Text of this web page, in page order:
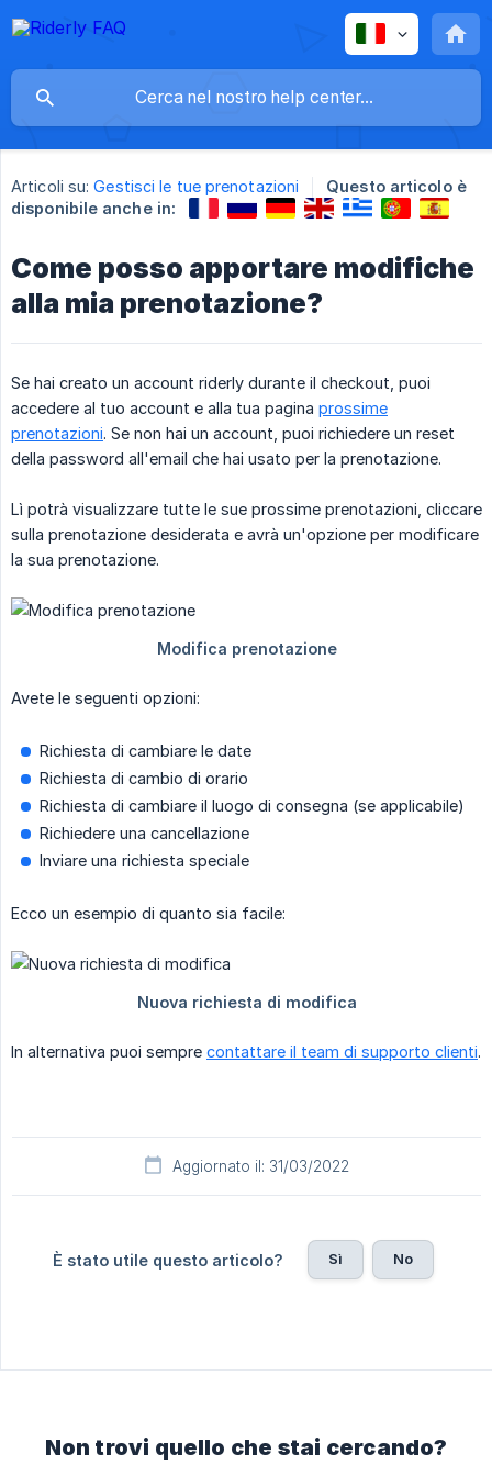
Articoli su: Gestisci le tue prenotazioni
Questo articolo è
disponibile anche in:
Come posso apportare modifiche
alla mia prenotazione?
Se hai creato un account riderly durante il checkout, puoi
accedere al tuo account e alla tua pagina prossime
prenotazioni. Se non hai un account, puoi richiedere un reset
della password all'email che hai usato per la prenotazione.
Lì potrà visualizzare tutte le sue prossime prenotazioni, cliccare
sulla prenotazione desiderata e avrà un'opzione per modificare
la sua prenotazione.
Avete le seguenti opzioni:
Richiesta di cambiare le date
Richiesta di cambio di orario
Richiesta di cambiare il luogo di consegna (se applicabile)
Richiedere una cancellazione
Inviare una richiesta speciale
Ecco un esempio di quanto sia facile:
In alternativa puoi sempre contattare il team di supporto clienti.
Aggiornato il: 31/03/2022
È stato utile questo articolo? Sì No
Non trovi quello che stai cercando?